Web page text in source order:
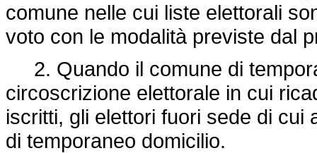
comune nelle cui liste elettorali
voto con le modalità previste dal
2. Quando il comune di
circoscrizione elettorale in cui
iscritti, gli elettori fuori sede di
di temporaneo domicilio.